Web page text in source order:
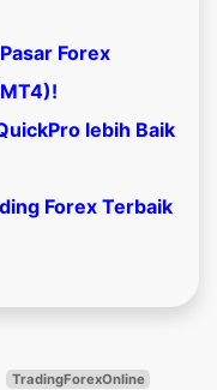
Forex
lebih Baik
Forex Terbaik
TradingForexOnline